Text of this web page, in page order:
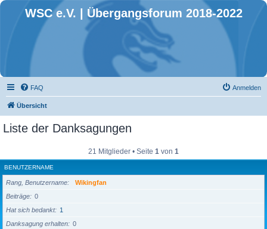
WSC e.V. | Übergangsforum 2018-2022
FAQ Anmelden
Übersicht
Liste der Danksagungen
21 Mitglieder • Seite 1 von 1
BENUTZERNAME
Rang, Benutzername
Wikingfan
Beiträge
0
Hat sich bedankt
1
Danksagung erhalten
0